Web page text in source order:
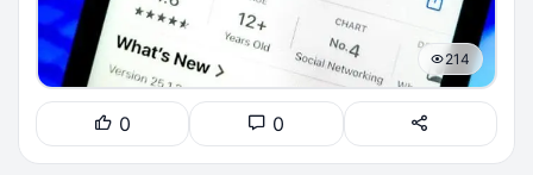
214
0 0